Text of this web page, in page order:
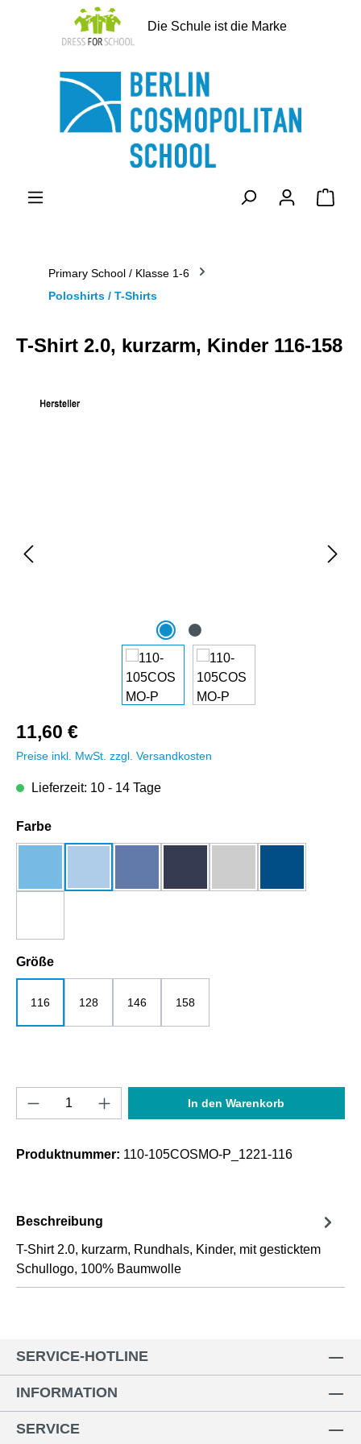
springen
Die Schule ist die Marke
Primary School / Klasse 1-6
Poloshirts / T-Shirts
T-Shirt 2.0, kurzarm, Kinder 116-158
11,60 €
Preise inkl. MwSt. zzgl. Versandkosten
Lieferzeit: 10 - 14 Tage
Farbeauswählen
Größeauswählen
116 128 146 158
Produkt Anzahl: Gib den gewünschten
In den Warenkorb
Produktnummer: 110-105COSMO-P_1221-116
Beschreibung
T-Shirt 2.0, kurzarm, Rundhals, Kinder, mit gesticktem
Schullogo, 100% Baumwolle
SERVICE-HOTLINE
INFORMATION
SERVICE